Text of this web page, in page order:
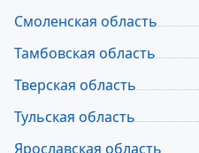
Смоленская область
Тамбовская область
Тверская область
Тульская область
Ярославская область